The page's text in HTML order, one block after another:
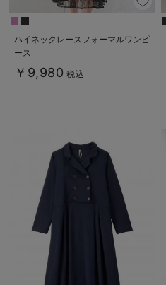
ハイネックレースフォーマルワンピ
ース
￥9,980 税込